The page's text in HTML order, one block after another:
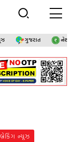
ગુજરાત
બ્રેકિંગ ન્યૂઝ